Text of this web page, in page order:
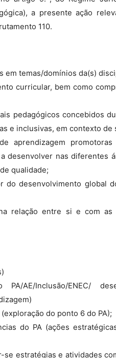
a presente ação
110.
em temas/domínios da(s)
curricular, bem como
pedagógicos concebidos
e inclusivas, em contexto de
aprendizagem promotoras
desenvolver nas diferentes
qualidade;
do desenvolvimento global
relação entre si e com as
AE/Inclusão/ENEC/
do ponto 6 do PA);
do PA (ações
estratégias e atividades